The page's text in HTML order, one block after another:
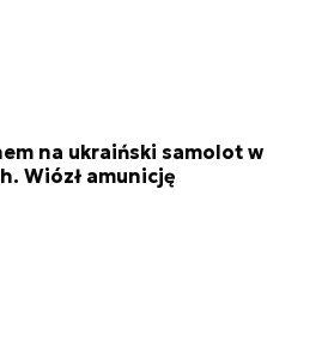
na ukraiński samolot w
Wiózł amunicję